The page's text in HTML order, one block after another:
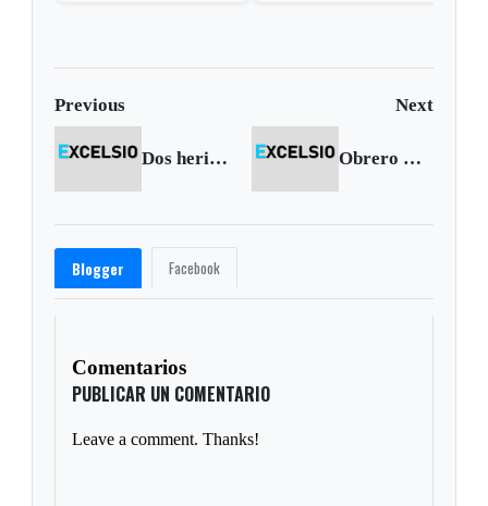
Previous Next
Dos heridos deja accidente de tránsito en Pauna Obrero murió electrocutado en Tunja
Blogger Facebook
Comentarios
PUBLICAR UN COMENTARIO
Leave a comment. Thanks!